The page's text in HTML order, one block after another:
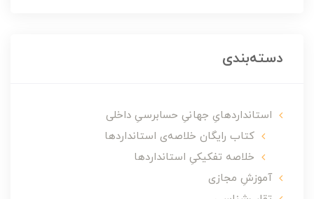
دسته‌بندی
استانداردهایِ جهانیِ حسابرسیِ داخلی
کتاب رایگان خلاصه‌ی استانداردها
خلاصه تفکیکیِ استانداردها
آموزشِ مجازی